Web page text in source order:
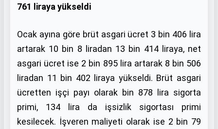
761 liraya yükseldi
Ocak ayına göre brüt asgari ücret 3 bin 406 lira
artarak 10 bin 8 liradan 13 bin 414 liraya, net
asgari ücret ise 2 bin 895 lira artarak 8 bin 506
liradan 11 bin 402 liraya yükseldi. Brüt asgari
ücretten işçi payı olarak bin 878 lira sigorta
primi, 134 lira da işsizlik sigortası primi
kesilecek. İşveren maliyeti olarak ise 2 bin 79